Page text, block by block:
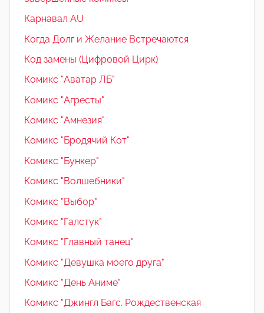
Карнавал AU
Когда Долг и Желание Встречаются
Код замены (Цифровой Цирк)
Комикс "Аватар ЛБ"
Комикс "Агресты"
Комикс "Амнезия"
Комикс "Бродячий Кот"
Комикс "Бункер"
Комикс "Волшебники"
Комикс "Выбор"
Комикс "Галстук"
Комикс "Главный танец"
Комикс "Девушка моего друга"
Комикс "День Аниме"
Комикс "Джингл Багс. Рождественская